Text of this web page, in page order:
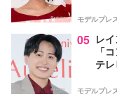
モデルプレ
05 レ
「
テ
モデルプレ